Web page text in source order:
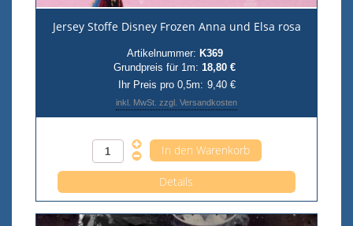
Jersey Stoffe Disney Frozen Anna und Elsa rosa
Artikelnummer: K369
Grundpreis für 1m: 18,80 €
Ihr Preis pro 0,5m: 9,40 €
inkl. MwSt. zzgl. Versandkosten
Details